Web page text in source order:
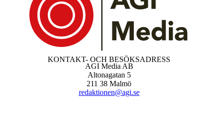
KONTAKT- OCH BESÖKSADRESS
AGI Media AB
Altonagatan 5
211 38 Malmö
redaktionen@agi.se